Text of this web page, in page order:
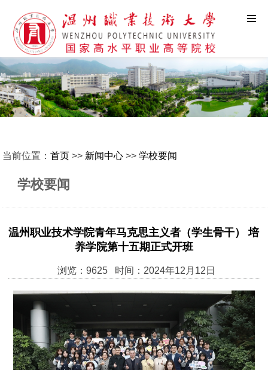
当前位置：首页 >> 新闻中心 >>学校要闻
学校要闻
温州职业技术学院青年马克思主义者（学生骨干） 培
养学院第十五期正式开班
浏览：9625 时间：2024年12月12日